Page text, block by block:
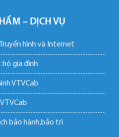
– DỊCH VỤ
hình và Internet
hộ gia đình
VTVCab
bảo hành,bảo trì